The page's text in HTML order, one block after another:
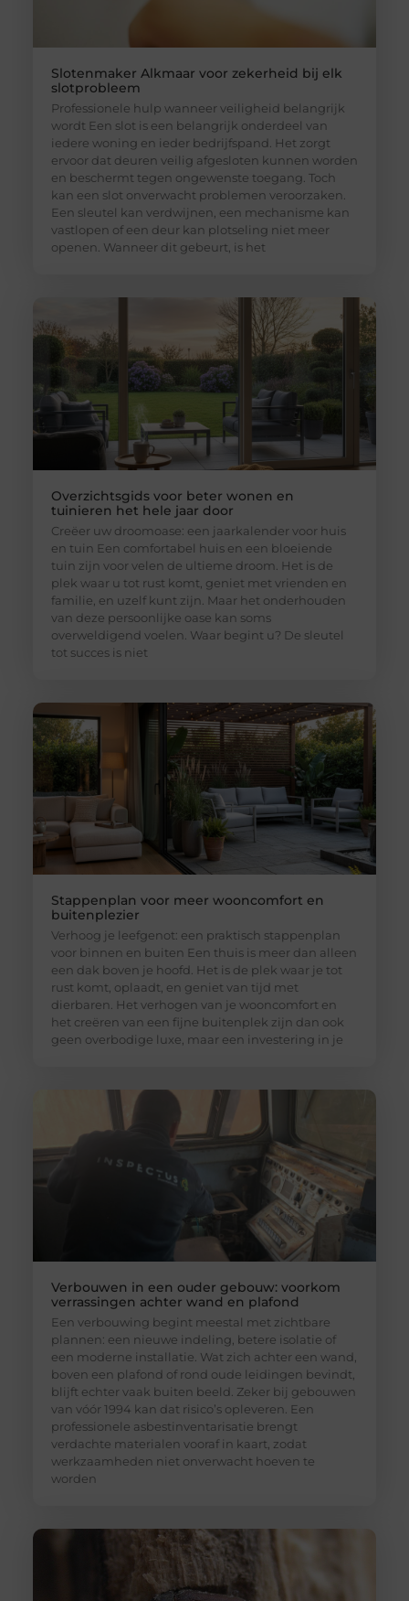
Slotenmaker Alkmaar voor zekerheid bij elk
slotprobleem
Professionele hulp wanneer veiligheid belangrijk
wordt Een slot is een belangrijk onderdeel van
iedere woning en ieder bedrijfspand. Het zorgt
ervoor dat deuren veilig afgesloten kunnen worden
en beschermt tegen ongewenste toegang. Toch
kan een slot onverwacht problemen veroorzaken.
Een sleutel kan verdwijnen, een mechanisme kan
vastlopen of een deur kan plotseling niet meer
openen. Wanneer dit gebeurt, is het
Overzichtsgids voor beter wonen en
tuinieren het hele jaar door
Creëer uw droomoase: een jaarkalender voor huis
en tuin Een comfortabel huis en een bloeiende
tuin zijn voor velen de ultieme droom. Het is de
plek waar u tot rust komt, geniet met vrienden en
familie, en uzelf kunt zijn. Maar het onderhouden
van deze persoonlijke oase kan soms
overweldigend voelen. Waar begint u? De sleutel
tot succes is niet
Stappenplan voor meer wooncomfort en
buitenplezier
Verhoog je leefgenot: een praktisch stappenplan
voor binnen en buiten Een thuis is meer dan alleen
een dak boven je hoofd. Het is de plek waar je tot
rust komt, oplaadt, en geniet van tijd met
dierbaren. Het verhogen van je wooncomfort en
het creëren van een fijne buitenplek zijn dan ook
geen overbodige luxe, maar een investering in je
Verbouwen in een ouder gebouw: voorkom
verrassingen achter wand en plafond
Een verbouwing begint meestal met zichtbare
plannen: een nieuwe indeling, betere isolatie of
een moderne installatie. Wat zich achter een wand,
boven een plafond of rond oude leidingen bevindt,
blijft echter vaak buiten beeld. Zeker bij gebouwen
van vóór 1994 kan dat risico’s opleveren. Een
professionele asbestinventarisatie brengt
verdachte materialen vooraf in kaart, zodat
werkzaamheden niet onverwacht hoeven te
worden